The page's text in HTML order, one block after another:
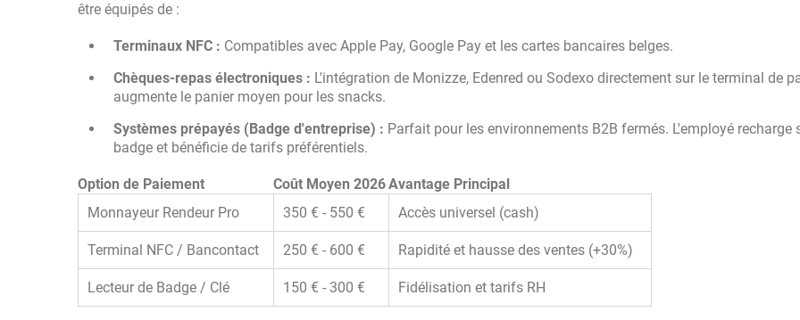
être équipés de :
Terminaux NFC : Compatibles avec Apple Pay, Google Pay et les cartes bancaires belges.
Chèques-repas électroniques : L'intégration de Monizze, Edenred ou Sodexo directement sur le terminal de
augmente le panier moyen pour les snacks.
Systèmes prépayés (Badge d'entreprise) : Parfait pour les environnements B2B fermés. L'employé recharge
badge et bénéficie de tarifs préférentiels.
Option de Paiement Coût Moyen 2026Avantage Principal
Monnayeur Rendeur Pro
350 € - 550 € Accès universel (cash)
Terminal NFC / Bancontact 250 € - 600 € Rapidité et hausse des ventes (+30%)
Lecteur de Badge / Clé 150 € - 300 € Fidélisation et tarifs RH